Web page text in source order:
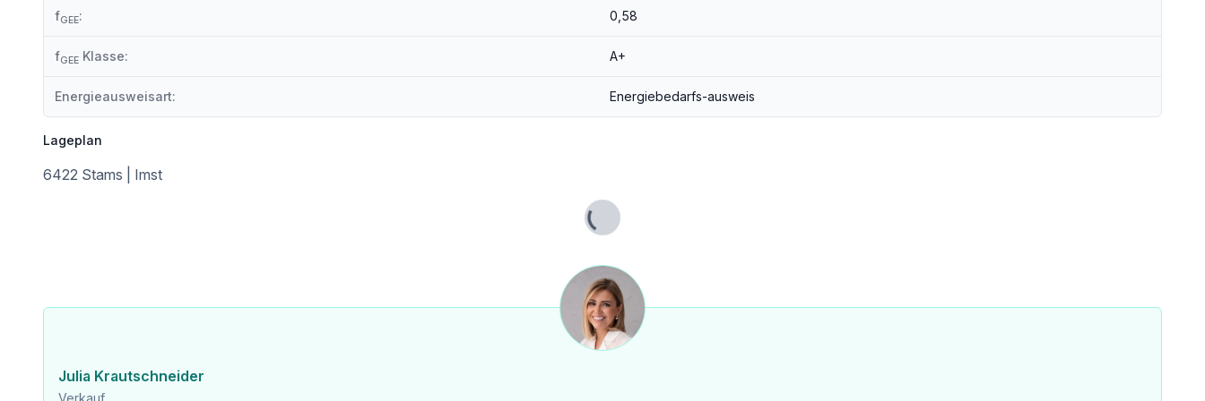
Die Wohnung ist bereits fertiggestellt und sofort bezugsfertig.
Ein besonderer Vorteil für Familien: Stams bietet ausgezeichnete Bildungseinrichtungen direkt im Ort. Vom Kindergarten über die Volksschule bis hin zur weiterführenden Ausbildung mit Matura können Kinder ihren gesamten Bildungsweg ohne lange Wege vor Ort absolvieren – ein großer Pluspunkt für den Alltag und die Lebensqualität.
fGEE: 0,58
fGEE Klasse: A+
Energieausweisart: Energiebedarfs-ausweis
Lageplan
6422 Stams | Imst
Lade...
Julia Krautschneider
Verkauf